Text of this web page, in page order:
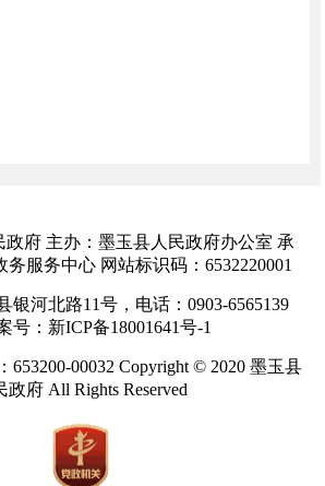
府 主办：墨玉县人民政府办公室 承
服务中心 网站标识码：6532220001
银河北路11号，电话：0903-6565139
号：新ICP备18001641号-1
653200-00032 Copyright © 2020 墨玉县
政府 All Rights Reserved